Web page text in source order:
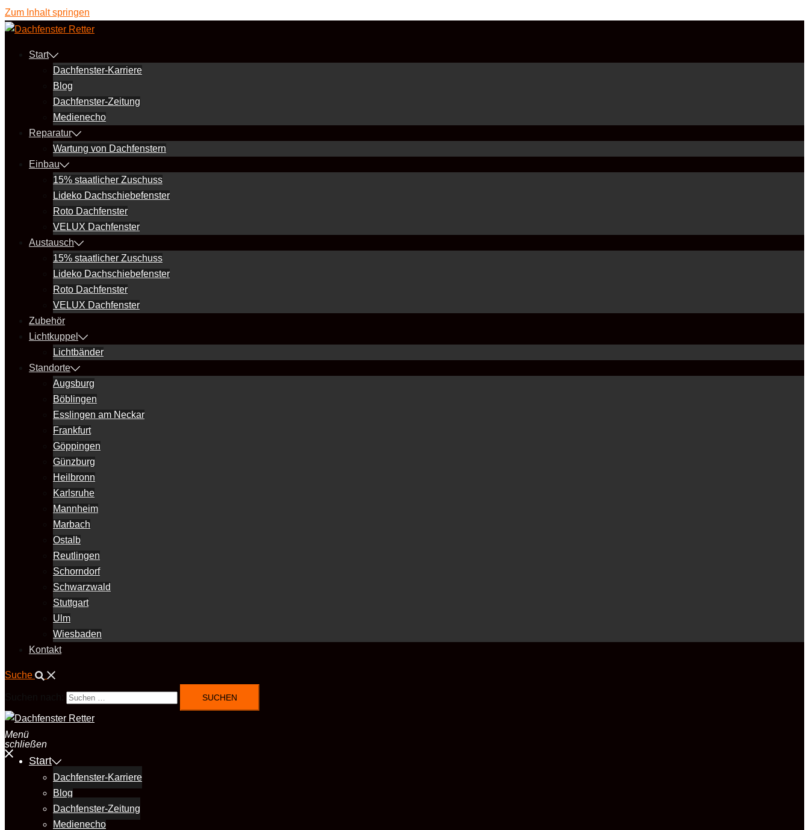
Zum Inhalt springen
Start
Dachfenster-Karriere
Blog
Dachfenster-Zeitung
Medienecho
Reparatur
Wartung von Dachfenstern
Einbau
15% staatlicher Zuschuss
Lideko Dachschiebefenster
Roto Dachfenster
VELUX Dachfenster
Austausch
15% staatlicher Zuschuss
Lideko Dachschiebefenster
Roto Dachfenster
VELUX Dachfenster
Zubehör
Lichtkuppel
Lichtbänder
Standorte
Augsburg
Böblingen
Esslingen am Neckar
Frankfurt
Göppingen
Günzburg
Heilbronn
Karlsruhe
Mannheim
Marbach
Ostalb
Reutlingen
Schorndorf
Schwarzwald
Stuttgart
Ulm
Wiesbaden
Kontakt
Suche
Menü
schließen
Start
Dachfenster-Karriere
Blog
Dachfenster-Zeitung
Medienecho